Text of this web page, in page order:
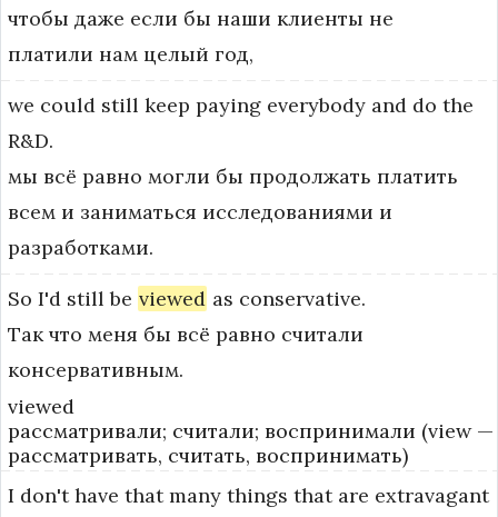
чтобы даже если бы наши клиенты не
платили нам целый год,
we could still keep paying everybody and do the
R&D.
мы всё равно могли бы продолжать платить
всем и заниматься исследованиями и
разработками.
So I'd still be viewed as conservative.
Так что меня бы всё равно считали
консервативным.
viewed
рассматривали; считали; воспринимали (view —
рассматривать, считать, воспринимать)
I don't have that many things that are extravagant